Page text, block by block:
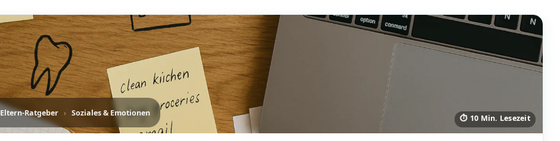
Eltern-Ratgeber › Soziales & Emotionen
⏱ 10 Min. Lesezeit